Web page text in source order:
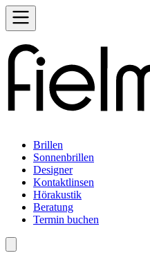
Brillen
Sonnenbrillen
Designer
Kontaktlinsen
Hörakustik
Beratung
Termin buchen